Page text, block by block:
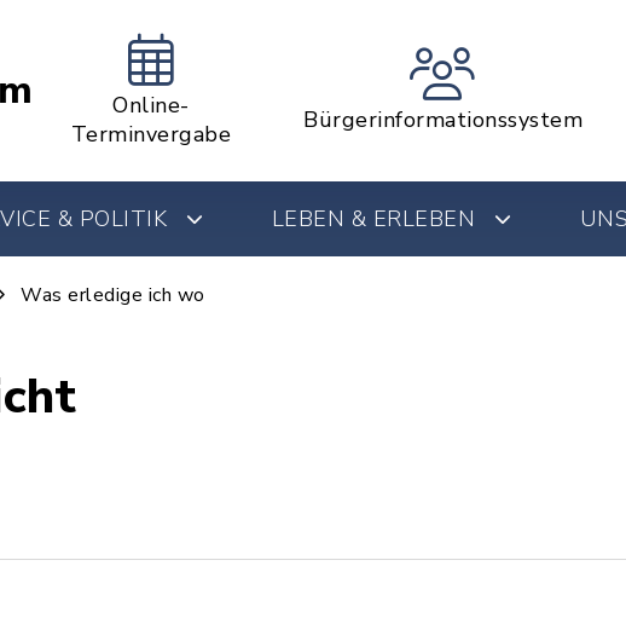
Online-
Terminvergabe
Bürgerinformationssystem
& POLITIK LEBEN & ERLEBEN
Was erledige ich wo